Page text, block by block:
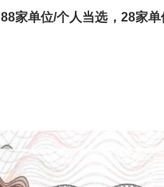
88家单位/个人当选，28家